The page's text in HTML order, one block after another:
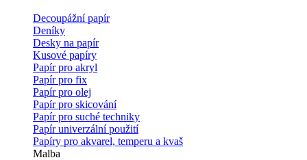
Decoupážní papír
Deníky
Desky na papír
Kusové papíry
Papír pro akryl
Papír pro fix
Papír pro olej
Papír pro skicování
Papír pro suché techniky
Papír univerzální použití
Papíry pro akvarel, temperu a kvaš
Malba